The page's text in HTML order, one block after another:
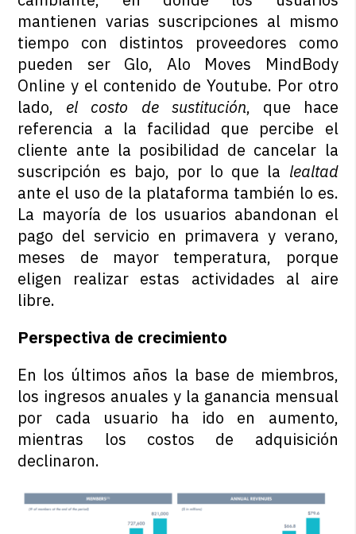
mantienen varias suscripciones al mismo
tiempo con distintos proveedores como
pueden ser Glo, Alo Moves MindBody
Online y el contenido de Youtube. Por otro
lado, el costo de sustitución, que hace
referencia a la facilidad que percibe el
cliente ante la posibilidad de cancelar la
suscripción es bajo, por lo que la lealtad
ante el uso de la plataforma también lo es.
La mayoría de los usuarios abandonan el
pago del servicio en primavera y verano,
meses de mayor temperatura, porque
eligen realizar estas actividades al aire
libre.
Perspectiva de crecimiento
En los últimos años la base de miembros,
los ingresos anuales y la ganancia mensual
por cada usuario ha ido en aumento,
mientras los costos de adquisición
declinaron.